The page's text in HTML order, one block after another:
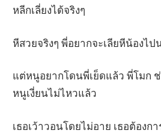
หลีกเลี่ยงได้จริงๆ
หีสวยจริงๆ พี่อยากจะเลียหีน้องไป
แต่หนูอยากโดนพี่เย็ดแล้ว พี่โมก
หนูเงี่ยนไม่ไหวแล้ว
เธอเว้าวอนโดยไม่อาย เธอต้องก